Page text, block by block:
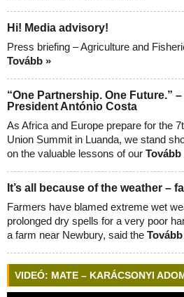
Hi! Media advisory!
Press briefing – Agriculture and
Tovább »
“One Partnership. One Future.”
President António Costa
As Africa and Europe prepare for the
Union Summit in Luanda, we stand
on the valuable lessons of our Tovább
It’s all because of the weather –
Farmers have blamed extreme wet
prolonged dry spells for a very poor
a farm near Newbury, said the
VIDEÓ: MATE – KARÁCSONYI